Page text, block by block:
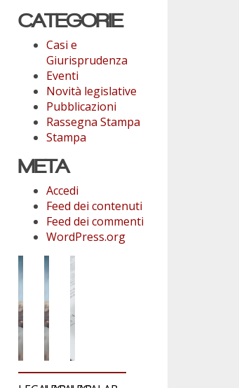
CATEGORIE
Casi e
Giurisprudenza
Eventi
Novità legislative
Pubblicazioni
Rassegna Stampa
Stampa
META
Accedi
Feed dei contenuti
Feed dei commenti
WordPress.org